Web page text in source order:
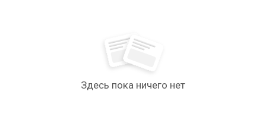
Здесь пока ничего нет